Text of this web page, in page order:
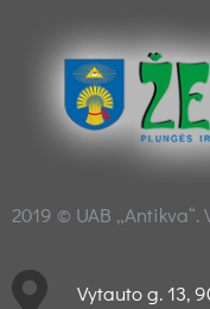
2019 © UAB
Vytauto g. 13,